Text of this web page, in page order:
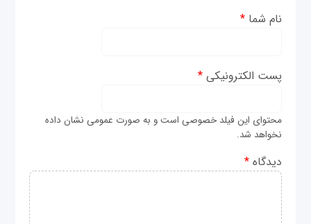
نام شما*
پست الکترونیکی*
محتوای این فیلد خصوصی است و به صورت عمومی نشان داده
نخواهد شد.
دیدگاه*